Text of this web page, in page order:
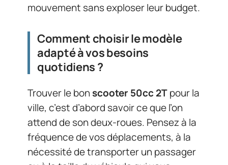
mouvement sans exploser leur budget.
Comment choisir le modèle
adapté à vos besoins
quotidiens ?
Trouver le bonscooter 50cc 2Tpour la
ville, c’est d’abord savoir ce que l’on
attend de son deux-roues. Pensez à la
fréquence de vos déplacements, à la
nécessité de transporter un passager